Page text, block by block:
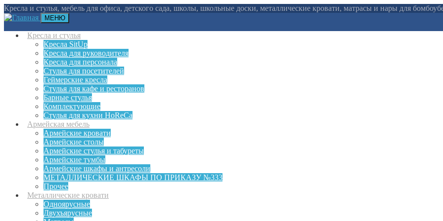
Кресла и стулья, мебель для офиса, детского сада, школы, школьные доски, металлические кровати, матрасы и нары для
МЕНЮ
Кресла и стулья
Кресла SitUp
Кресла для руководителя
Кресла для персонала
Стулья для посетителей
Геймерские кресла
Cтулья для кафе и ресторанов
Барные стулья
Комплектующие
Стулья для кухни HoReCa
Армейская мебель
Армейские кровати
Армейские столы
Армейские стулья и табуреты
Армейские тумбы
Армейские шкафы и антресоли
МЕТАЛЛИЧЕСКИЕ ШКАФЫ ПО ПРИКАЗУ №333
Прочее
Металлические кровати
Одноярусные
Двухъярусные